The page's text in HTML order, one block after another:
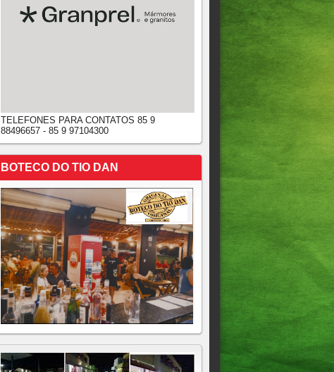
TELEFONES PARA CONTATOS 85 9
88496657 - 85 9 97104300
BOTECO DO TIO DAN